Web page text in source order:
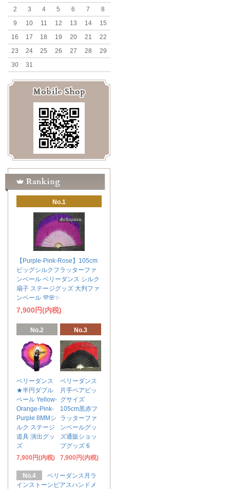
2
3 4 5 6 7
8
9
10 11 12 13 14
15
16
17 18 19 20 21
22
23
24 25 26 27 28
29
30
31
No.1
【Purple-Pink-Rose】105cm
ビッグシルクフラッターファ
ンベール ベリーダンス シルク
扇子 ステージグッズ 大判ファ
ンベール 💜🌸✨
7,900円(内税)
No.2
ベリーダンス
★半円ダブル
ベール Yellow-
Orange-Pink-
Purple 8MMシ
ルク ステージ
道具 演出グッ
ズ
7,900円(内税)
No.3
ベリーダンス
片手ペアビッ
グサイズ
105cm黒赤フ
ラッターファ
ンベールグッ
ズ通販ショッ
プグッズ 6
7,900円(内税)
No.4
ベリーダンス月ラ
インストーンピアスハンドメ